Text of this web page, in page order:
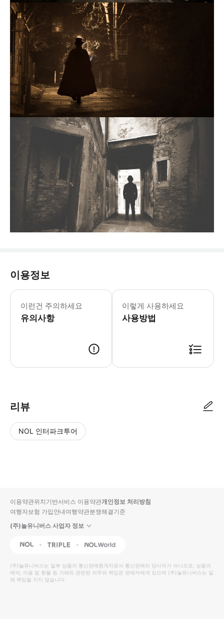
이용정보
이런건 주의하세요
유의사항
이렇게 사용하세요
사용방법
리뷰
NOL 인터파크투어
입니
다.
높
은
순
동
영
상
순
상
이용약관위치기반서비스 이용약관개인정보 처리방침
여행자보험 가입안내여행약관분쟁해결기준
(주)놀유니버스 사업자 정보
NOL Triple Interpark Global
(주)놀유니버스는 일부 상품의 통신판매중개자로서 통신판매의 당사자가 아니므로, 상품의
예약, 이용 및 환불 등 거래와 관련된 의무와 책임은 판매자에게 있으며 (주)놀유니버스는 일
체 책임을 지지 않습니다.